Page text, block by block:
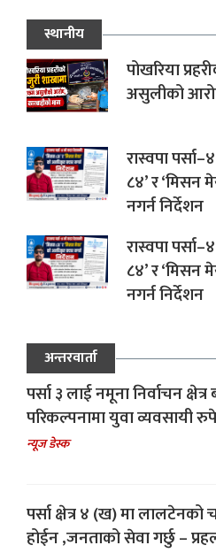
स्थानीय
पोखरिया
असुलीको
रास्वपा
८४’ र ‘मिसन
नगर्न निर्देशन
रास्वपा
८४’ र ‘मिसन
नगर्न निर्देशन
अन्तरवार्ता
पर्सा ३ लाई नमूना निर्वाचन
परिकल्पनामा युवा व्यवसायी
न्यूज डेस्क
पर्सा क्षेत्र ४ (ख) मा लालटेनको
होईन ,जनताको सेवा गर्छु –